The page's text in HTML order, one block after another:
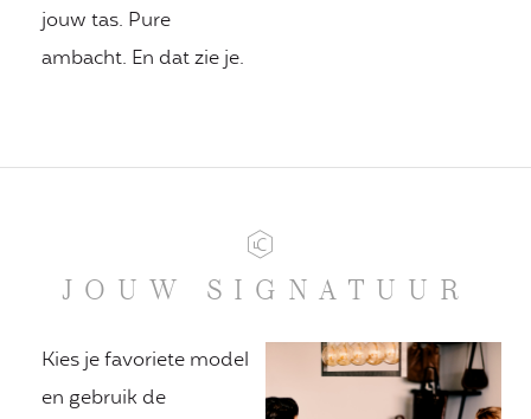
jouw tas. Pure
ambacht. En dat zie je.
JOUW SIGNATUUR
Kies je favoriete model
en gebruik de